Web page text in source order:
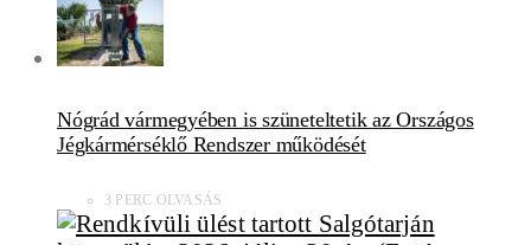
Nógrád vármegyében is szüneteltetik az Országos
Jégkármérséklő Rendszer működését
3 PERC OLVASÁS